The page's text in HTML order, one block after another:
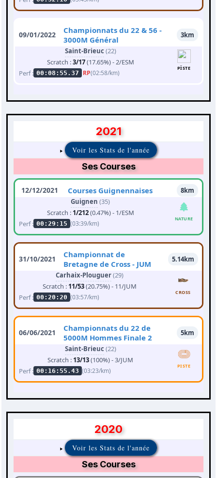
09/01/2022
Championnats du 22 & 56 -
3000M Général
3km
Saint-Brieuc (22)
Scratch :3/17(17.65%) - 2/ESM
Perf : 00:08:55.37 RP(02:58/km)
PÏSTE
2021
Voir les Stats de l'année
Ses Courses
12/12/2021 Courses Guignennaises
8km
Guignen (35)
Scratch : 1/212(0.47%) - 1/ESM
Perf : 00:29:15 (03:39/km)
NATURE
31/10/2021
Championnat de
Bretagne de Cross - JUM
5.14km
Carhaix-Plouguer(29)
Scratch : 11/53(20.75%) - 11/JUM
Perf : 00:20:20 (03:57/km)
CROSS
06/06/2021
Championnats du 22 de
5000M Hommes Finale 2
5km
Saint-Brieuc (22)
Scratch : 13/13(100%) - 3/JUM
Perf : 00:16:55.43 (03:23/km)
PISTE
2020
Voir les Stats de l'année
Ses Courses